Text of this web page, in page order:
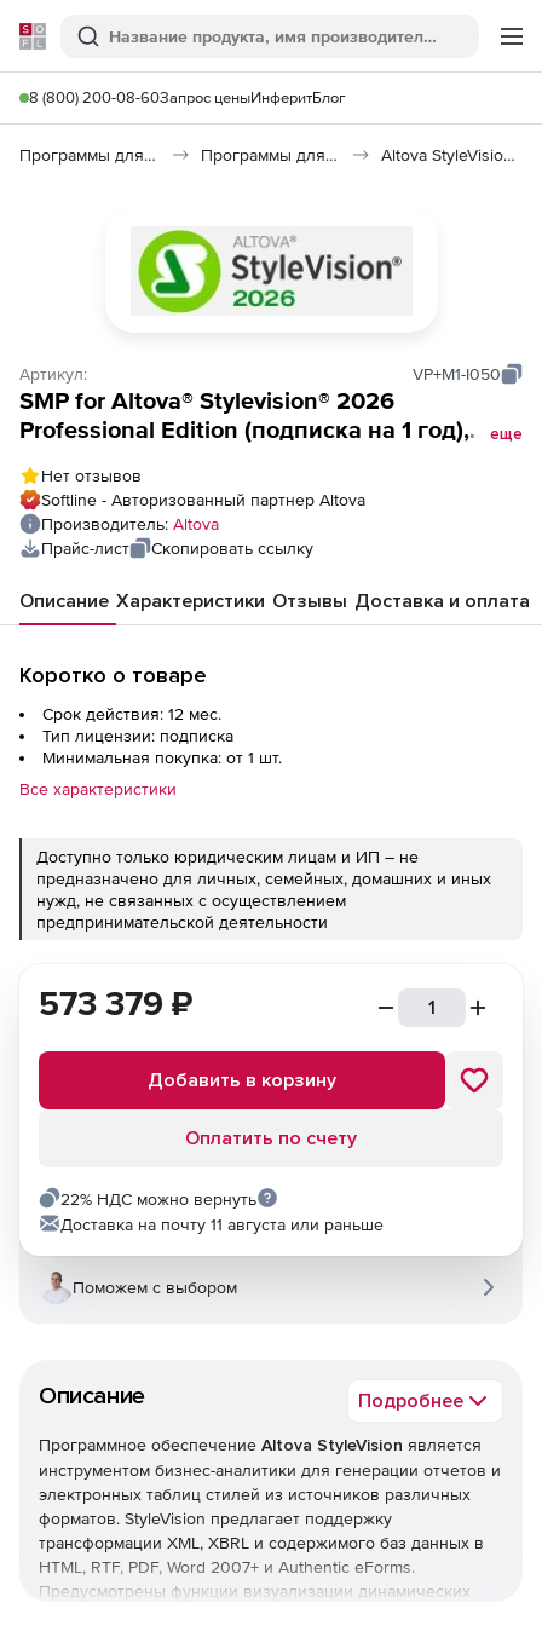
Softline
Поиск
8 (800) 200-08-60Запрос ценыИнферитБлог
Программы для программирования Программы для разработки ПО Altova StyleVision 2026
Артикул: VP+M1-I050
SMP for Altova® Stylevision® 2026
Professional Edition (подписка на 1 год),
еще
Нет отзывов
Softline - Авторизованный партнер Altova
Производитель: Altova
Прайс-лист
Скопировать ссылку
Описание Характеристики Отзывы Доставка и оплата
Коротко о товаре
Срок действия: 12 мес.
Тип лицензии: подписка
Минимальная покупка: от 1 шт.
Все характеристики
Доступно только юридическим лицам и ИП – не
предназначено для личных, семейных, домашних и иных
нужд, не связанных с осуществлением
предпринимательской деятельности
Описание Подробнее
Программное обеспечение Altova StyleVision является
инструментом бизнес-аналитики для генерации отчетов и
электронных таблиц стилей из источников различных
форматов. StyleVision предлагает поддержку
трансформации XML, XBRL и содержимого баз данных в
HTML, RTF, PDF, Word 2007+ и Authentic eForms.
Предусмотрены функции визуализации динамических
573 379 ₽
Добавить в корзину
Оплатить по счету
22% НДС можно вернуть
Доставка на почту 11 августа или раньше
Поможем с выбором